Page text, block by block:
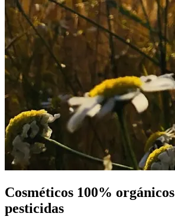
Cosméticos 100%
pesticidas